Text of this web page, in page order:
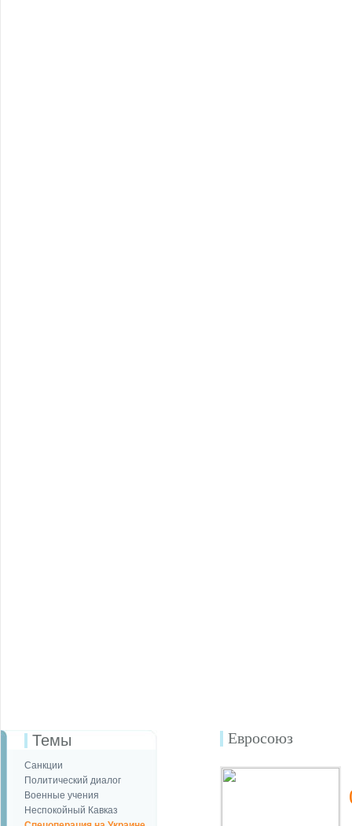
Темы
Санкции
Политический диалог
Военные учения
Неспокойный Кавказ
Евросоюз